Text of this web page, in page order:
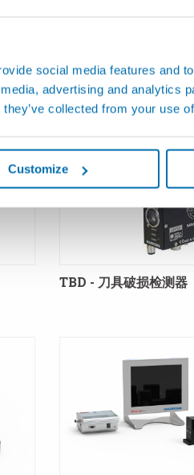
social media features and
advertising and analytics
collected from your use
Customize
对刀系统
TBD - 刀具破损检测器